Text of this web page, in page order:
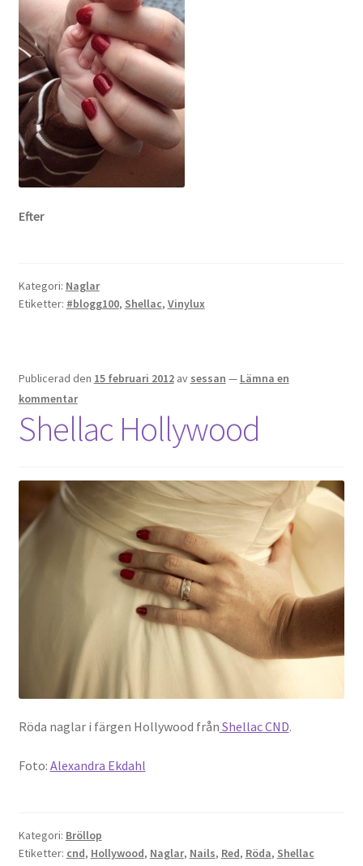
Efter
Kategori: Naglar
Etiketter: #blogg100, Shellac, Vinylux
Publicerad den 15 februari 2012 av sessan — Lämna en
kommentar
Shellac Hollywood
Röda naglar i färgen Hollywood från Shellac CND.
Foto: Alexandra Ekdahl
Kategori: Bröllop
Etiketter: cnd, Hollywood, Naglar, Nails, Red, Röda, Shellac